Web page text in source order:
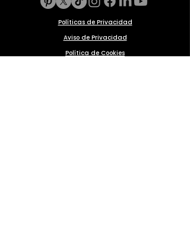
Políticas de Privacidad
Aviso de Privacidad
Política de Cookies